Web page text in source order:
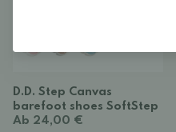
+
D.D. Step Canvas
barefoot shoes SoftStep
Ab 24,00 €